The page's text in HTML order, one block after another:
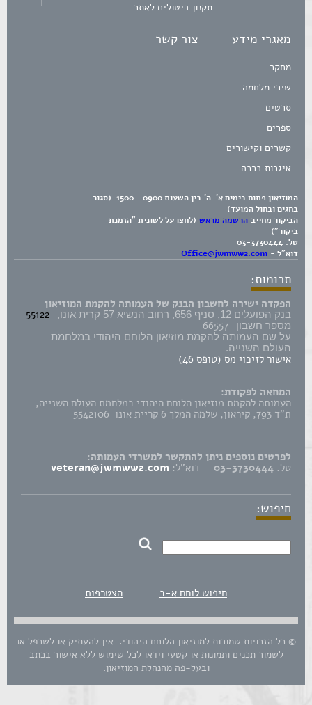
תקנון ביטולים לאתר
מאגרי מידע
מחקר
שירי מלחמה
סרטים
ספרים
קשרים וקישורים
איגרות ברכה
צור קשר
המוזיאון פתוח בימים א'-ה' בין השעות 0900 - 1500 (סגור
בחגים ובחול המועד)
הביקור מחייב הרשמה מראש (לחצו על לשונית "הזמנת
ביקור")
טל. 03-3730444
דוא"ל - Office@jwmww2.com
תרומות:
הפקדה ישירה לחשבון הבנק של העמותה להקמת המוזיאון
בנק הפועלים 12, סניף 656, רחוב הנשיא 57 קרית אונו, 55122
מספר חשבון 66557
על שם העמותה להקמת מוזיאון הלוחם היהודי במלחמת
העולם השנייה.
אישור לזיכוי מס (טופס 46)
המחאה לפקודת:
העמותה להקמת מוזיאון הלוחם היהודי במלחמת העולם השנייה,
ת"ד 793, קיראון, שלמה המלך 6 קריית אונו 5542106
לפרטים נוספים ניתן להתקשר למשרדי העמותה:
טל. 03-3730444 דוא"ל: veteran@jwmww2.com
חיפוש:
חיפוש לוחם א-ב הצטרפות
© כל הזכויות שמורות למוזיאון הלוחם היהודי. אין להעתיק או לשכפל או
לשמור תכנים ותמונות או קטעי וידאו לכל שימוש ללא אישור בכתב
ובעל-פה מהנהלת המוזיאון.